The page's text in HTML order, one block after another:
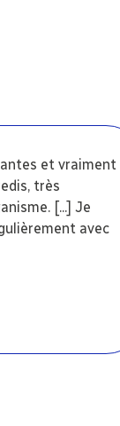
et vraiment
très
[...] Je
avec